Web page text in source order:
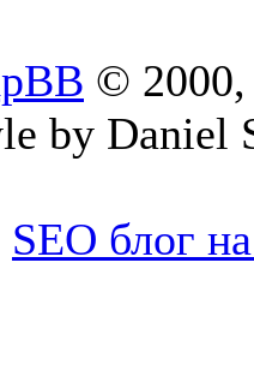
© 2000,
by Daniel
SEO блог